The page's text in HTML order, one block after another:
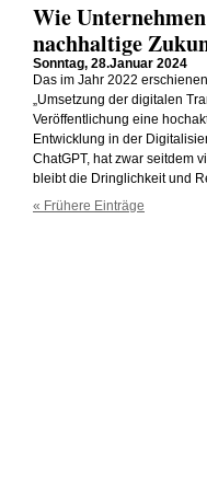
Wie
nachhaltige
Sonntag, 28.Januar 2024
Das im Jahr 2022
„Umsetzung der digitalen
Veröffentlichung eine
Entwicklung in der
ChatGPT, hat zwar seitdem
bleibt die Dringlichkeit und
« Frühere Einträge